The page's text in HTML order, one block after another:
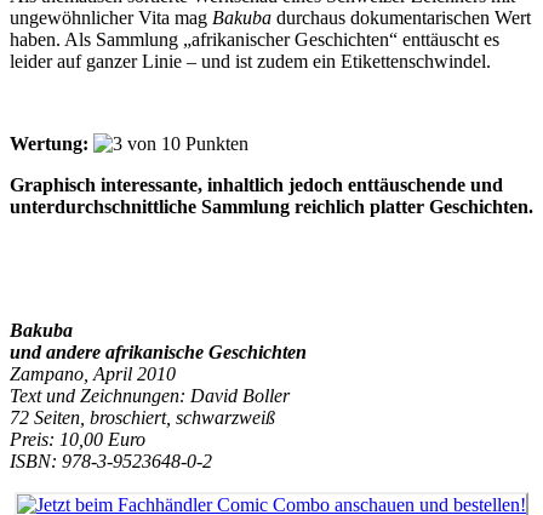
ungewöhnlicher Vita mag Bakuba durchaus dokumentarischen Wert
haben. Als Sammlung „afrikanischer Geschichten“ enttäuscht es
leider auf ganzer Linie – und ist zudem ein Etikettenschwindel.
Wertung:
Graphisch interessante, inhaltlich jedoch enttäuschende und
unterdurchschnittliche Sammlung reichlich platter Geschichten.
Bakuba
und andere afrikanische Geschichten
Zampano, April 2010
Text und Zeichnungen: David Boller
72 Seiten, broschiert, schwarzweiß
Preis: 10,00 Euro
ISBN: 978-3-9523648-0-2